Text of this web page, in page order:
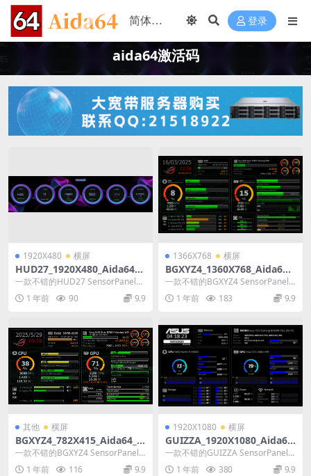
登录
aida64激活码
1920X480 横屏
HUD27_1920X480_Aida64_S
ensorPanel模板
一款不错的HUD27 SensorPanel模
板
1 年前 90 9.9
1366X768 横屏
BGXYZ4_1360X768_Aida64_
SensorPanel模板
一款不错的BGXYZ4 SensorPanel
模板
1 年前 183 9.9
其他 横屏
BGXYZ4_782X415_Aida64_S
ensorPanel模板
一款不错的BGXYZ4 SensorPanel
模板
1 年前 116 9.9
1920X1080 横屏
GUIZZA_1920X1080_Aida64
_SensorPanel模板
一款不错的GUIZZA SensorPanel
模板
1 年前 380 9.9